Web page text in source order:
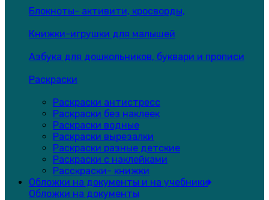
Блокноты- активити, кросворды,
Книжки-игрушки для малышей
Азбука для дошкольников, буквари и прописи
Раскраски
Раскраски антистресс
Раскраски без наклеек
Раскраски водные
Раскраски вырезалки
Раскраски разные детские
Раскраски с наклейками
Расскраски- книжки
Обложки на документы и на учебники
Обложки на документы